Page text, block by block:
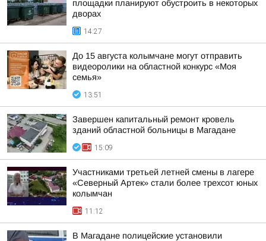
площадки планируют обустроить в некоторых
дворах
14:27
До 15 августа колымчане могут отправить
видеоролики на областной конкурс «Моя
семья»
13:51
Завершен капитальный ремонт кровель
зданий областной больницы в Магадане
15:09
Участниками третьей летней смены в лагере
«Северный Артек» стали более трехсот юных
колымчан
11:12
В Магадане полицейские установили